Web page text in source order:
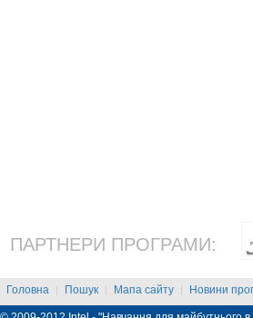
ПАРТНЕРИ ПРОГРАМИ:
Головна | Пошук | Мапа сайту | Новини